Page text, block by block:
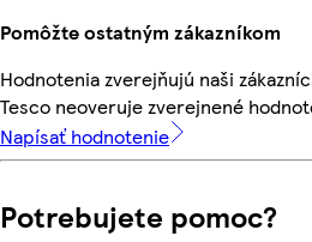
Pomôžte ostatným zákazníkom
Hodnotenia zverejňujú naši
Tesco neoveruje zverejnené
Napísať hodnotenie
Potrebujete pomoc?